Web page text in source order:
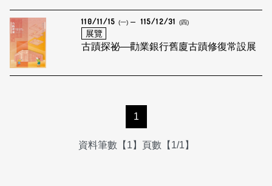
110/11/15 (一) 115/12/31 (四)
展覽
古蹟探祕—勸業銀行舊廈古蹟修復常設展
1
資料筆數【1】頁數【1/1】